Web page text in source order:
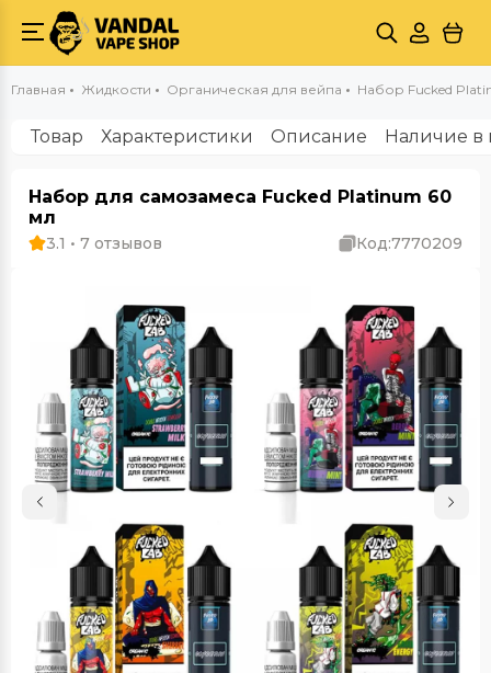
Главная Жидкости Органическая для вейпа Набор Fucked
Товар Характеристики Описание Наличие в
Набор для самозамеса Fucked Platinum 60
мл
3.1 • 7 отзывов Код:7770209